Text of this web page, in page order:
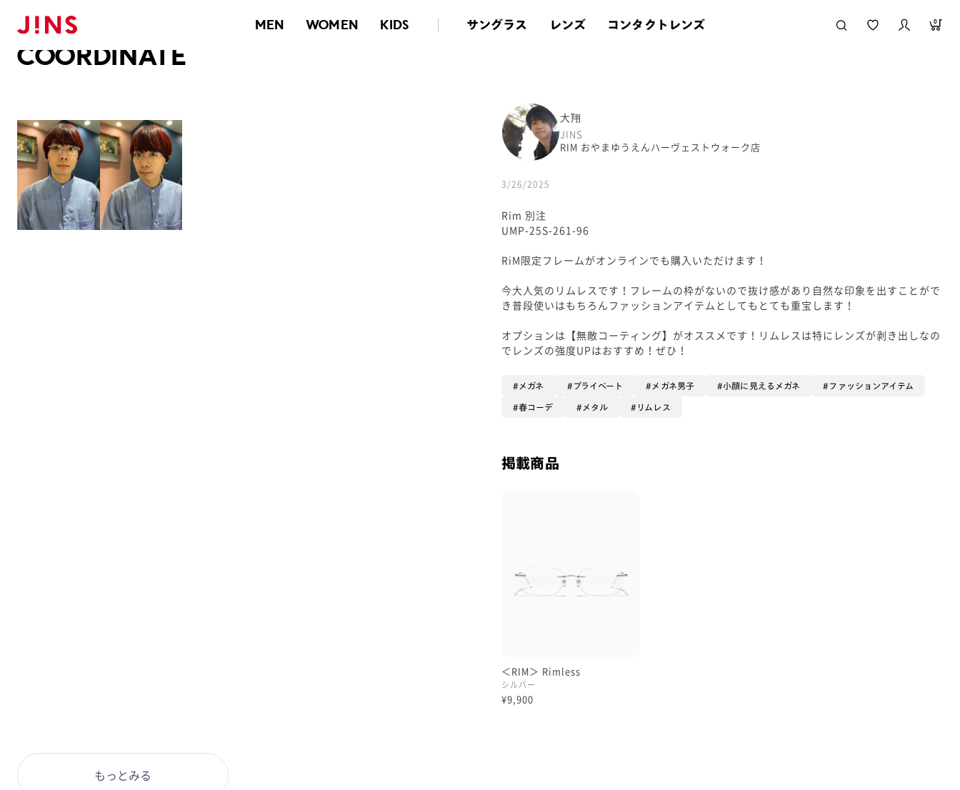
MEN WOMEN KIDS サングラス レンズ コンタクトレンズ 0
メガネのJINS TOP
COORDINATE
大翔
JINS
RIM おやまゆうえんハーヴェストウォーク店
3/26/2025
Rim 別注
UMP-25S-261-96
RiM限定フレームがオンラインでも購入いただけます！
今大人気のリムレスです！フレームの枠がないので抜け感があり自然な印象を出すことがで
き普段使いはもちろんファッションアイテムとしてもとても重宝します！
オプションは【無敵コーティング】がオススメです！リムレスは特にレンズが剥き出しなの
でレンズの強度UPはおすすめ！ぜひ！
メガネ プライベート メガネ男子 小顔に見えるメガネ ファッションアイテム
春コーデ メタル リムレス
掲載商品
＜RIM＞ Rimless
シルバー
¥9,900
もっとみる